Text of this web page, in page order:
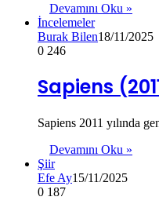
Devamını Oku »
İncelemeler
Burak Bilen18/11/2025
0 246
Sapiens
Sapiens 2011 yılında
Devamını Oku »
Şiir
Efe Ay15/11/2025
0 187